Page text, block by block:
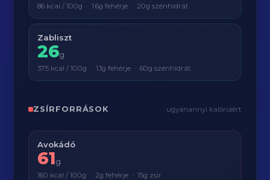
86 kcal / 100g · 1.6g fehérje · 20g szénhidrát
Zabliszt
26g
375 kcal / 100g · 13g fehérje · 60g szénhidrát
ZSÍRFORRÁSOK ugyanannyi kalóriáért
Avokádó
61g
160 kcal / 100g · 2g fehérje · 15g zsír